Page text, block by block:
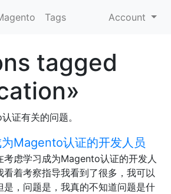
Tags Account
tagged
证有关的问题。
Magento认证的开发人员
考虑学习成为Magento认证的开发人
看着考察指导我看到了很多，我可以
是，问题是，我真的不知道问题是什